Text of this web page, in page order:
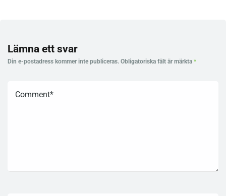
Lämna ett svar
Din e-postadress kommer inte publiceras. Obligatoriska fält är märkta *